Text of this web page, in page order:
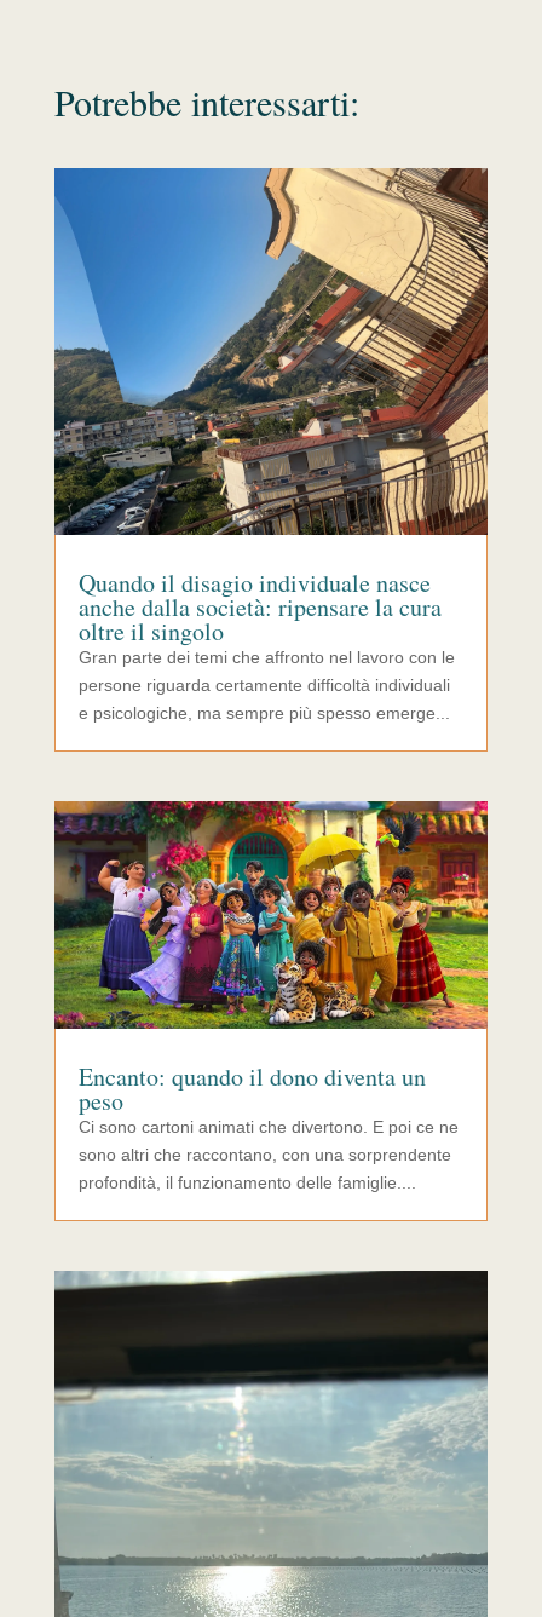
Potrebbe interessarti:
Quando il disagio individuale nasce
anche dalla società: ripensare la cura
oltre il singolo
Gran parte dei temi che affronto nel lavoro con le
persone riguarda certamente difficoltà individuali
e psicologiche, ma sempre più spesso emerge...
Encanto: quando il dono diventa un
peso
Ci sono cartoni animati che divertono. E poi ce ne
sono altri che raccontano, con una sorprendente
profondità, il funzionamento delle famiglie....